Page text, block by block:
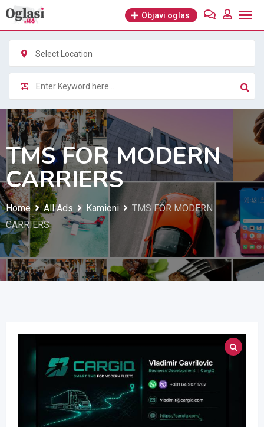
Skip
content
Objavi oglas
Select Location
TMS FOR MODERN
CARRIERS
Home All Ads Kamioni
TMS FOR MODERN
CARRIERS